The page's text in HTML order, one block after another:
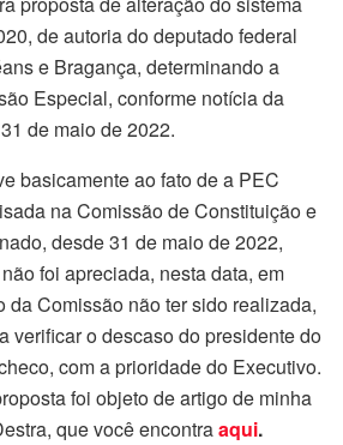
de autoria do deputado federal
e Bragança, determinando a
Especial, conforme notícia da
de maio de 2022.
basicamente ao fato de a PEC
na Comissão de Constituição e
desde 31 de maio de 2022,
foi apreciada, nesta data, em
da Comissão não ter sido realizada,
verificar o descaso do presidente do
com a prioridade do Executivo.
foi objeto de artigo de minha
que você encontraaqui.